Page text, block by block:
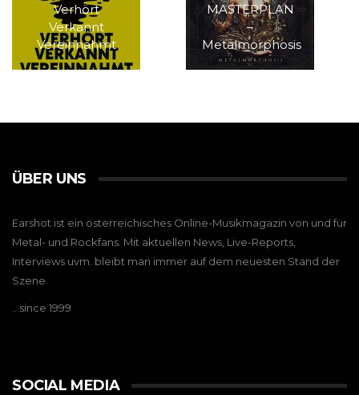
Verhört
Verkannt
Vereinnahmt
MASTERPLAN
–
Metalmorphosis
ÜBER UNS
Earshot ist ein österreichisches Online-Musikmagazin von und für
Metal- und Rockfans. Mit aktuellen News, Live-Reports,
Interviews uvm. bleibt man immer auf dem neuesten Stand der
Szene.
…since 1999
SOCIAL MEDIA